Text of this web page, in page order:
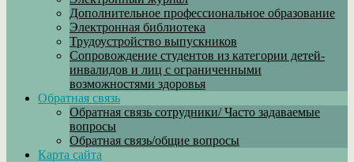
Дополнительное профессиональное образование
Электронная библиотека
Трудоустройство выпускников
Сопровождение студентов из категории детей-
инвалидов и лиц с ограниченными
возможностями здоровья
Обратная связь
Обратная связь сотрудники/ Часто задаваемые
вопросы
Обратная связь/общие вопросы
Карта сайта